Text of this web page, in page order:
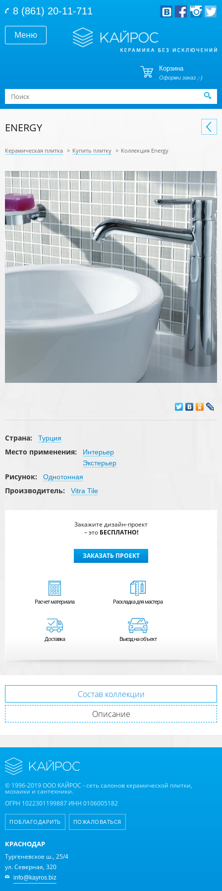
Меню
8 (861) 20-11-711
Корзина
Оформи заказ ;-)
Форма поиска
Поиск
ENERGY
Керамическая плитка > Купить плитку > Коллекция Energy
Страна: Турция
Место применения:
Интерьер
Экстерьер
Рисунок: Однотонная
Производитель: Vitra Tile
Закажите дизайн-проект
– это БЕСПЛАТНО!
ЗАКАЗАТЬ ПРОЕКТ
Расчетматериала Раскладка для мастера
Доставка Выезд на объект
Состав коллекции
Описание
© 1996-2019 ООО КАЙРОС - сеть салонов керамической плитки,
мозаики и сантехники.
ОГРН 1022301199887 ИНН 0106005182
ПОБЛАГОДАРИТЬ ПОЖАЛОВАТЬСЯ
КРАСНОДАР
Тургеневское ш., 25/4
ул. Северная, 320
info@kayros.biz